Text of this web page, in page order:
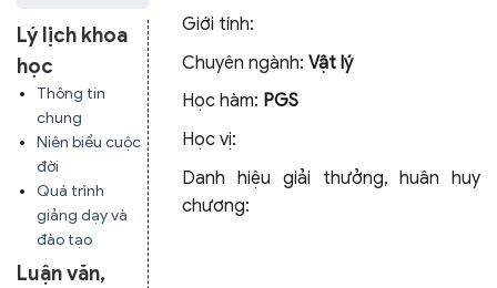
Lý lịch khoa
học
Thông tin
chung
Niên biểu cuộc
đời
Quá trình
giảng dạy và
đào tạo
Luận văn,
Giới tính:
Chuyên ngành:Vật lý
Học hàm: PGS
Học vị:
Danh hiệu giải thưởng, huân huy
chương: